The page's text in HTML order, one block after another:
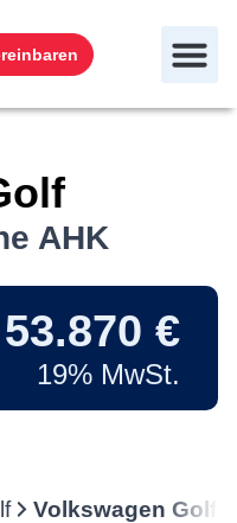
AHK
53.870 €
19% MwSt.
Volkswagen Golf